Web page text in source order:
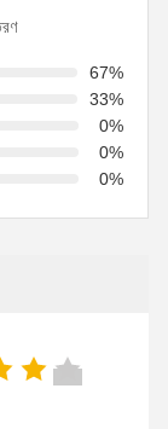
67%
33%
0%
0%
0%